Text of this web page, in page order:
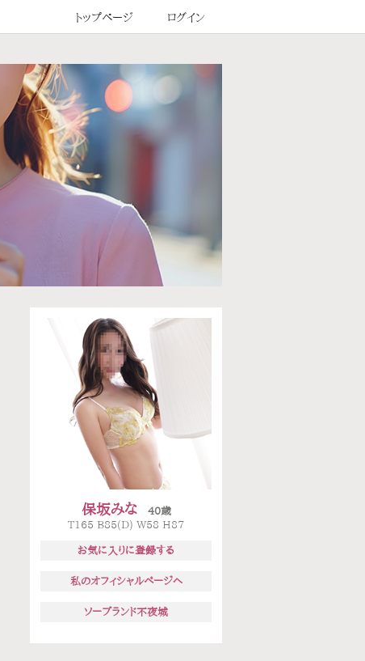
トップページ ログイン
保坂みな
40歳
T165 B85(D) W58 H87
お気に入りに登録する
私のオフィシャルページへ
ソープランド不夜城